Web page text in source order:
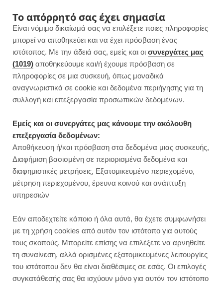
a
c
e
b
o
k
n
s
t
a
a
m
i
n
t
e
s
t
o
u
T
u
TAG
ΓΛΥΚΆ ΜΕ ΓΛΥΚΟΠΑΤΆΤΑ
Πάστα σοκολατίνα ψυγείου με 2
υλικά
Το απόρρητό σας έχει σημασία
Είναι νόμιμο δικαίωμά σας να επιλέξετε ποιες πληροφορίες
μπορεί να αποθηκεύει και να έχει πρόσβαση ένας
ιστότοπος. Με την άδειά σας, εμείς και οι συνεργάτες μας
(1019) αποθηκεύουμε και/ή έχουμε πρόσβαση σε
πληροφορίες σε μια συσκευή, όπως μοναδικά
αναγνωριστικά σε cookie και δεδομένα περιήγησης για τη
συλλογή και επεξεργασία προσωπικών δεδομένων.
Εμείς και οι συνεργάτες μας κάνουμε την ακόλουθη
επεξεργασία δεδομένων:
Αποθήκευση ή/και πρόσβαση στα δεδομένα μιας συσκευής,
Διαφήμιση βασισμένη σε περιορισμένα δεδομένα και
διαφημιστικές μετρήσεις, Εξατομικευμένο περιεχομένο,
μέτρηση περιεχομένου, έρευνα κοινού και ανάπτυξη
υπηρεσιών
Εάν αποδεχτείτε κάποιο ή όλα αυτά, θα έχετε συμφωνήσει
με τη χρήση cookies από αυτόν τον ιστότοπο για αυτούς
τους σκοπούς. Μπορείτε επίσης να επιλέξετε να αρνηθείτε
τη συναίνεση, αλλά ορισμένες εξατομικευμένες λειτουργίες
του ιστότοπου δεν θα είναι διαθέσιμες σε εσάς. Οι επιλογές
συγκατάθεσής σας θα ισχύουν μόνο για αυτόν τον ιστότοπο